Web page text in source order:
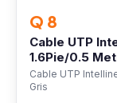
Q 8
Cable UTP
1.6Pie/0.5
Cable UTP
Gris